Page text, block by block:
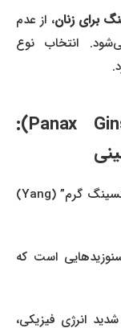
زنان، از عدم
انتخاب نوع
۱. جینسینگ آسیایی (Panax Ginseng):
این جینسینگ به عنوان “جینسینگ گرم” (Yang)
است که
انرژی فیزیکی،